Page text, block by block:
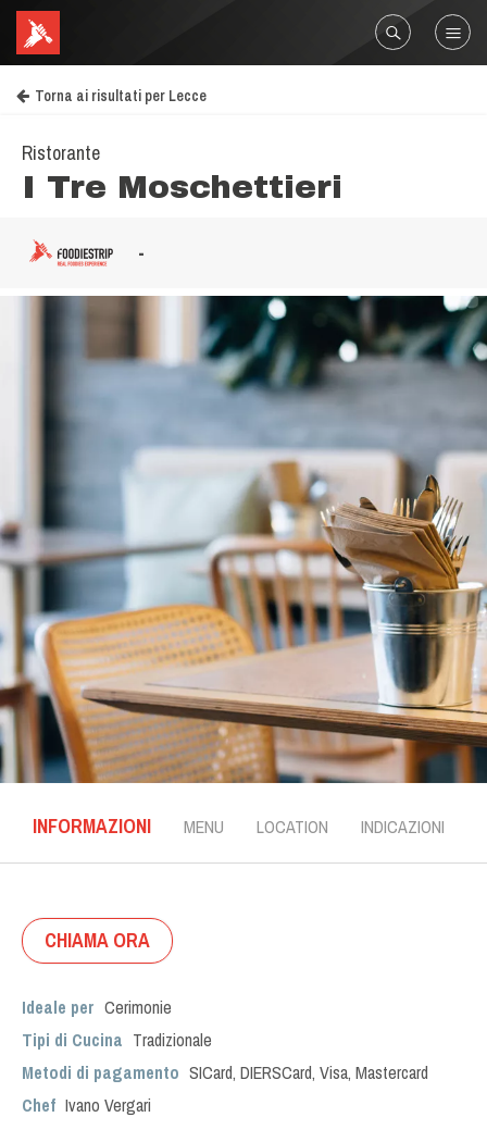
Torna ai risultati per Lecce
Ristorante
I Tre Moschettieri
-
INFORMAZIONI MENU LOCATION INDICAZIONI
CHIAMA ORA
Ideale per Cerimonie
Tipi di Cucina Tradizionale
Metodi di pagamento SICard, DIERSCard, Visa, Mastercard
Chef Ivano Vergari